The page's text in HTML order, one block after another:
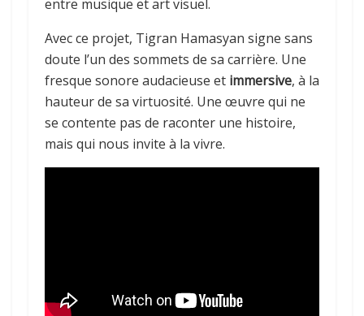
entre musique et art visuel.
Avec ce projet, Tigran Hamasyan signe sans
doute l’un des sommets de sa carrière. Une
fresque sonore audacieuse et immersive, à la
hauteur de sa virtuosité. Une œuvre qui ne
se contente pas de raconter une histoire,
mais qui nous invite à la vivre.